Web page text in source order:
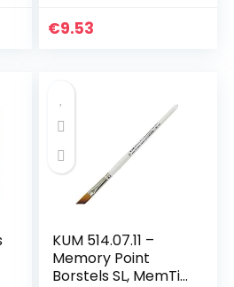
pops Giant Stress
€9.53
KUM 514.07.11 –
Memory Point
Borstels SL, MemTip